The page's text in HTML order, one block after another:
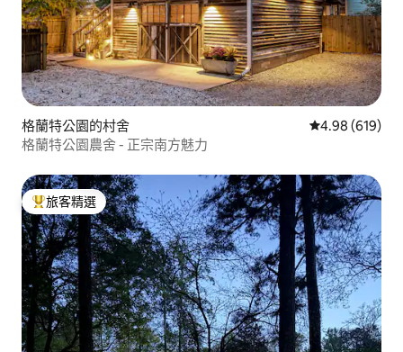
格蘭特公園的村舍 從 619 則評價
4.98 (619)
格蘭特公園農舍 - 正宗南方魅力
旅客精選榜首
旅客精選